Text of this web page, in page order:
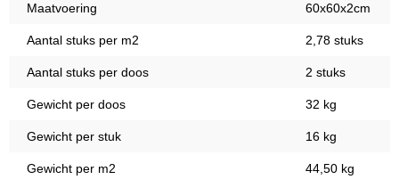
Maatvoering 60x60x2cm
Aantal stuks per m2 2,78 stuks
Aantal stuks per doos 2 stuks
Gewicht per doos 32 kg
Gewicht per stuk 16 kg
Gewicht per m2 44,50 kg